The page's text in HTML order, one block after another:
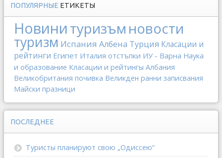
ПОПУЛЯРНЫЕ ЕТИКЕТЫ
Новинитуризъм новости
туризм Испания Албена Турция Класации и
рейтинги Египет Италия отстъпки ИУ - Варна Наука
и образование Класации и рейтингы Албания
Великобритания почивка Великден ранни записвания
Майски празници
ПОСЛЕДНЕЕ
Туристы планируют свою „Одиссею“